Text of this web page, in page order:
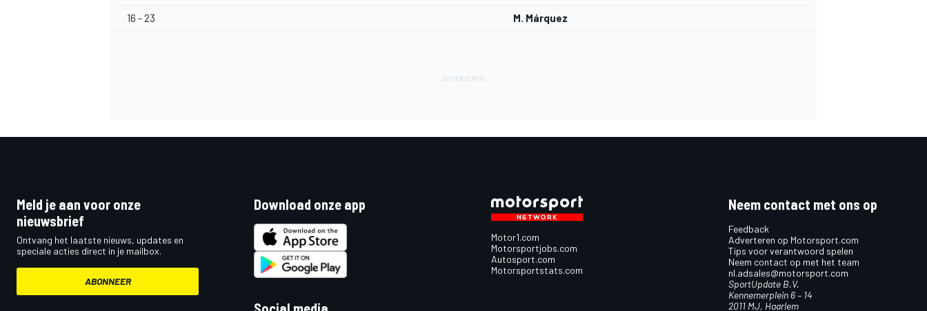
16 - 23 M. Márquez
Meld je aan voor onze
nieuwsbrief
Ontvang het laatste nieuws, updates en
speciale acties direct in je mailbox.
ABONNEER
Download onze app
Motor1.com
Motorsportjobs.com
Autosport.com
Motorsportstats.com
Neem contact met ons op
Feedback
Adverteren op Motorsport.com
Tips voor verantwoord spelen
Neem contact op met het team
nl.adsales@motorsport.com
SportUpdate B.V.
Kennemerplein 6 – 14
2011 MJ, Haarlem